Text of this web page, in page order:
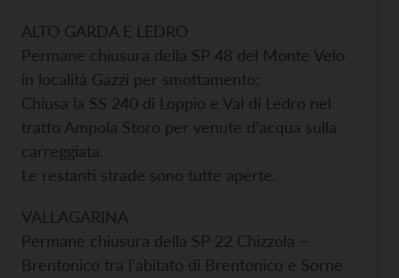
ALTO GARDA E LEDRO
Permane chiusura della SP 48 del Monte Velo
in località Gazzi per smottamento;
Chiusa la SS 240 di Loppio e Val di Ledro nel
tratto Ampola Storo per venute d’acqua sulla
carreggiata.
Le restanti strade sono tutte aperte.
VALLAGARINA
Permane chiusura della SP 22 Chizzola –
Brentonico tra l’abitato di Brentonico e Sorne